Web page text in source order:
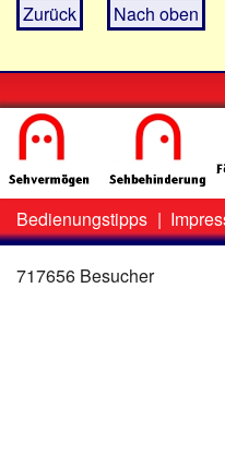
Zurück Nach oben
Zweit-
Menü
Bedienungstipps |
717656 Besucher